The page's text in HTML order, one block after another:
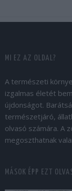
MI EZ AZ OLDAL?
A természeti
izgalmas életét
újdonságot.
természetjáró,
olvasó számára. A
megoszthatnak
MÁSOK ÉPP EZT